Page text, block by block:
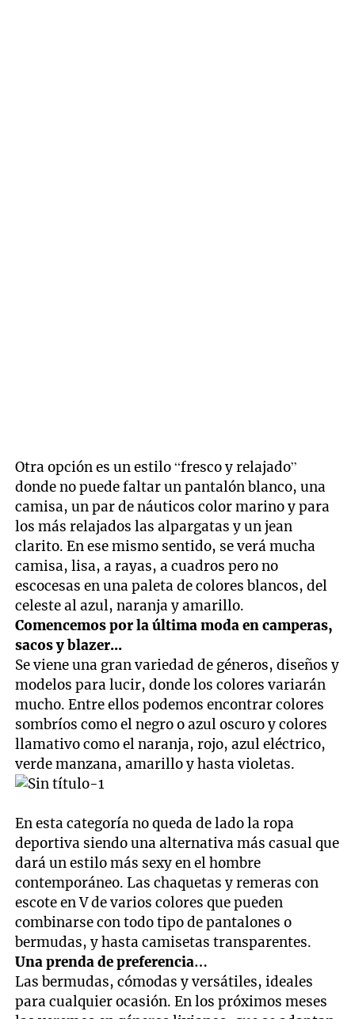
Otra opción es un estilo “fresco y relajado”
donde no puede faltar un pantalón blanco, una
camisa, un par de náuticos color marino y para
los más relajados las alpargatas y un jean
clarito. En ese mismo sentido, se verá mucha
camisa, lisa, a rayas, a cuadros pero no
escocesas en una paleta de colores blancos, del
celeste al azul, naranja y amarillo.
Comencemos por la última moda en camperas,
sacos y blazer...
Se viene una gran variedad de géneros, diseños y
modelos para lucir, donde los colores variarán
mucho. Entre ellos podemos encontrar colores
sombríos como el negro o azul oscuro y colores
llamativo como el naranja, rojo, azul eléctrico,
verde manzana, amarillo y hasta violetas.
En esta categoría no queda de lado la ropa
deportiva siendo una alternativa más casual que
dará un estilo más sexy en el hombre
contemporáneo. Las chaquetas y remeras con
escote en V de varios colores que pueden
combinarse con todo tipo de pantalones o
bermudas, y hasta camisetas transparentes.
Una prenda de preferencia…
Las bermudas, cómodas y versátiles, ideales
para cualquier ocasión. En los próximos meses